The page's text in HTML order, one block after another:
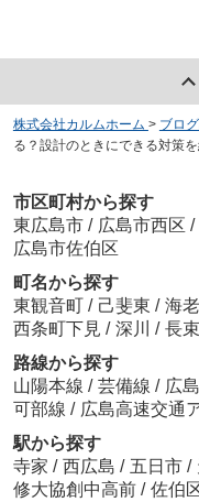
株式会社カルムホーム > ブロ
る？設計のときにできる対策
市区町村から探す
東広島市 / 広島市西区 /
広島市佐伯区
町名から探す
東観音町 / 己斐東 / 海
西条町下見 / 深川 / 長
路線から探す
山陽本線 / 芸備線 / 広
可部線 / 広島高速交通
駅から探す
寺家 / 西広島 / 五日市 /
修大協創中高前 / 佐伯